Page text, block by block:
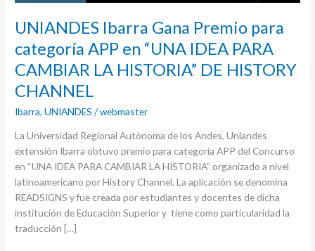
UNIANDES Ibarra Gana Premio para
categoría APP en “UNA IDEA PARA
CAMBIAR LA HISTORIA” DE HISTORY
CHANNEL
Ibarra,UNIANDES /webmaster
La Universidad Regional Autònoma de los Andes, Uniandes
extensión Ibarra obtuvo premio para categoría APP del Concurso
en “UNA IDEA PARA CAMBIAR LA HISTORIA” organizado a nivel
latinoamericano por History Channel. La aplicación se denomina
READSIGNS y fue creada por estudiantes y docentes de dicha
institución de Educaciòn Superior y tiene como particularidad la
traducción […]
PARA
LA
HISTORIA”
DE
CHANNEL